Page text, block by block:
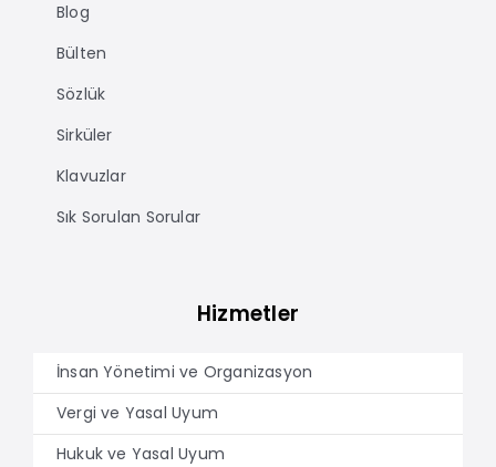
Blog
Bülten
Sözlük
Sirküler
Klavuzlar
Sık Sorulan Sorular
Hizmetler
İnsan Yönetimi ve Organizasyon
Vergi ve Yasal Uyum
Hukuk ve Yasal Uyum